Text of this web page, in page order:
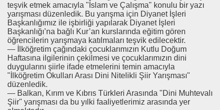
teşvik etmek amacıyla "İslam ve Çalışma" konulu bir yazı
yarışması düzenledik. Bu yarışma için Diyanet İşleri
Başkanlığımız ile işbirliği yapılarak Diyanet İşleri
Başkanlığı’na bağlı Kur’an kurslarında eğitim gören
öğrencilerin yarışmaya katılmaları teşvik edilecektir.
— İlköğretim çağındaki çocuklarımızın Kutlu Doğum
Haftasına ilgilerinin çekilmesi ve çocuklarımızın dini
duygularını şiirle ifade etmelerini temin amacıyla
"İlköğretim Okulları Arası Dini Nitelikli Şiir Yarışması"
düzenledik.
— Balkan, Kırım ve Kıbrıs Türkleri Arasında "Dini Muhtevalı
Şiir" yarışması da bu yılki faaliyetlerimiz arasında yer